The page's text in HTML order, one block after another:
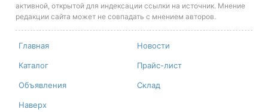
активной, открытой для индексации ссылки на источник. Мнение
редакции сайта может не совпадать с мнением авторов.
Главная Новости
Каталог Прайс-лист
Объявления Склад
Наверх